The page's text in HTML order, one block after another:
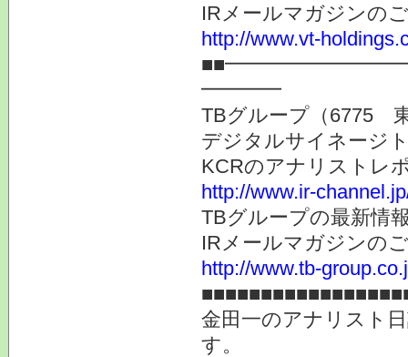
IRメールマガジンの
http://www.vt-
━━━━
TBグループ（6775
デジタルサイネージ
KCRのアナリストレ
http://www.ir-
TBグループの最新情
IRメールマガジンの
http://www.tb-
金田一のアナリスト
す。